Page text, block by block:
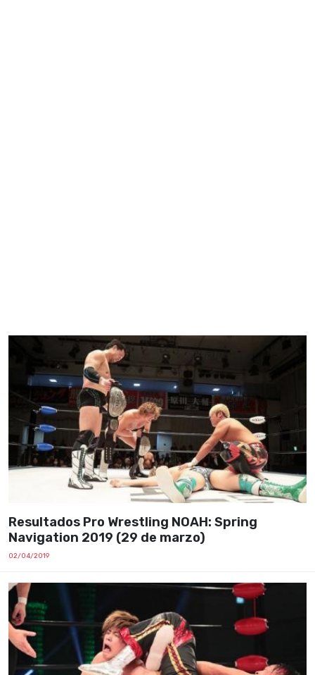
Resultados Pro Wrestling NOAH: Spring
Navigation 2019 (29 de marzo)
02/04/2019